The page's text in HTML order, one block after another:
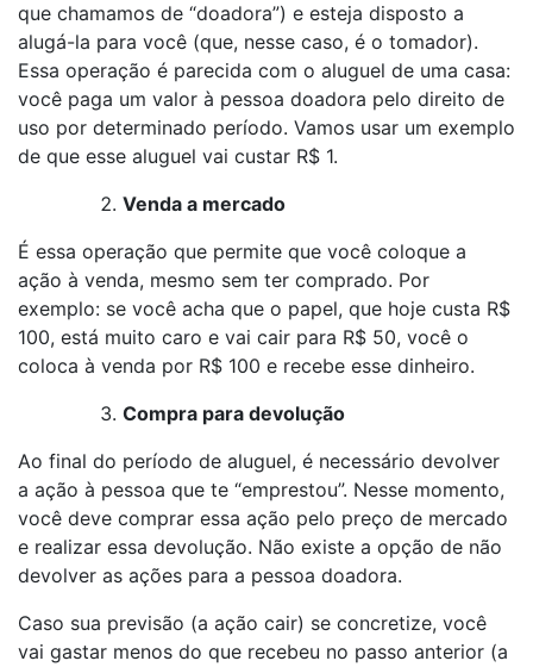
que chamamos de “doadora”) e esteja disposto a
alugá-la para você (que, nesse caso, é o tomador).
Essa operação é parecida com o aluguel de uma casa:
você paga um valor à pessoa doadora pelo direito de
uso por determinado período. Vamos usar um exemplo
de que esse aluguel vai custar R$ 1.
Venda a mercado
É essa operação que permite que você coloque a
ação à venda, mesmo sem ter comprado. Por
exemplo: se você acha que o papel, que hoje custa R$
100, está muito caro e vai cair para R$ 50, você o
coloca à venda por R$ 100 e recebe esse dinheiro.
Compra para devolução
Ao final do período de aluguel, é necessário devolver
a ação à pessoa que te “emprestou”. Nesse momento,
você deve comprar essa ação pelo preço de mercado
e realizar essa devolução. Não existe a opção de não
devolver as ações para a pessoa doadora.
Caso sua previsão (a ação cair) se concretize, você
vai gastar menos do que recebeu no passo anterior (a